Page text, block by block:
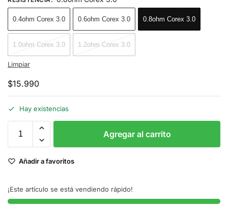
0.4ohm Corex 3.0 0.6ohm Corex 3.0 0.8ohm Corex 3.0
1.0ohm Corex 3.0 1.2ohm Corex 3.0
Limpiar
$15.990
Hay existencias
Agregar al carrito
Añadir a favoritos
¡Este artículo se está vendiendo rápido!